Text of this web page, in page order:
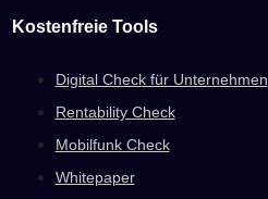
Kostenfreie Tools
Digital Check für Unternehmen
Rentability Check
Mobilfunk Check
Whitepaper